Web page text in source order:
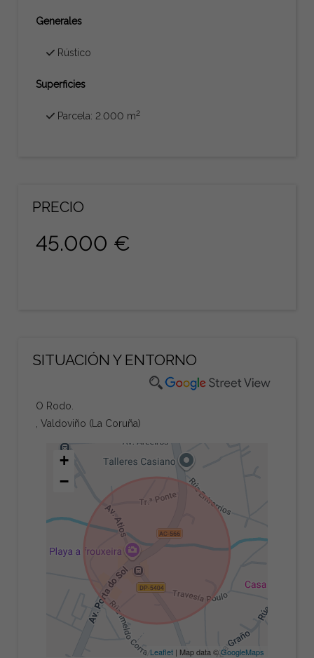
Generales
Rústico
Superficies
Parcela: 2.000 m2
PRECIO
45.000 €
SITUACIÓN Y ENTORNO
O Rodo.
, Valdoviño (La Coruña)
+
−
Leaflet| Map data ©GoogleMaps